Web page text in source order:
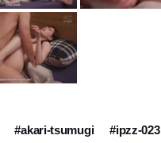
#akari-tsumugi #ipzz-023